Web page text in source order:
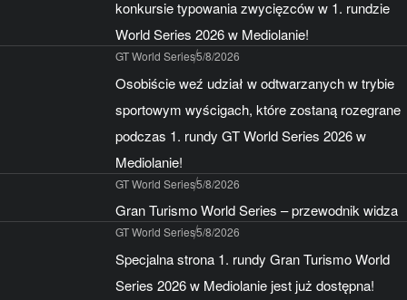
konkursie typowania zwycięzców w 1. rundzie
World Series 2026 w Mediolanie!
GT World Series5/8/2026
Osobiście weź udział w odtwarzanych w trybie
sportowym wyścigach, które zostaną rozegrane
podczas 1. rundy GT World Series 2026 w
Mediolanie!
GT World Series5/8/2026
Gran Turismo World Series – przewodnik widza
GT World Series5/8/2026
Specjalna strona 1. rundy Gran Turismo World
Series 2026 w Mediolanie jest już dostępna!